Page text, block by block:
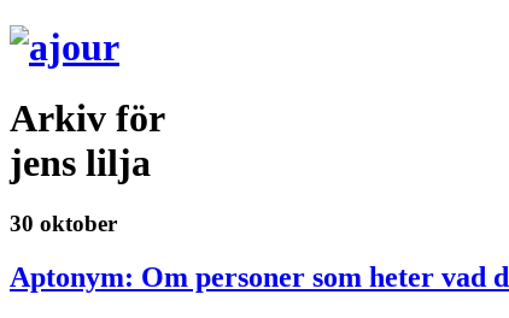
Arkiv för
jens lilja
30 oktober
Aptonym: Om personer som heter vad